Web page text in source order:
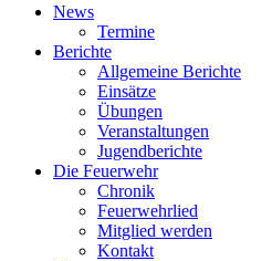
News
Termine
Berichte
Allgemeine Berichte
Einsätze
Übungen
Veranstaltungen
Jugendberichte
Die Feuerwehr
Chronik
Feuerwehrlied
Mitglied werden
Kontakt